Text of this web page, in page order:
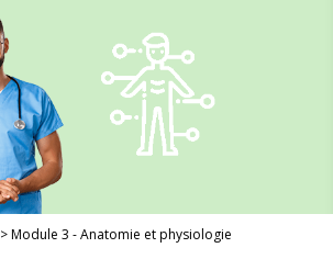
>Module 3 - Anatomie et physiologie